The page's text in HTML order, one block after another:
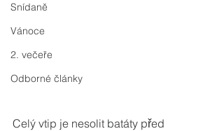
Snídaně
Vánoce
2. večeře
Odborné články
Celý vtip je nesolit batáty před